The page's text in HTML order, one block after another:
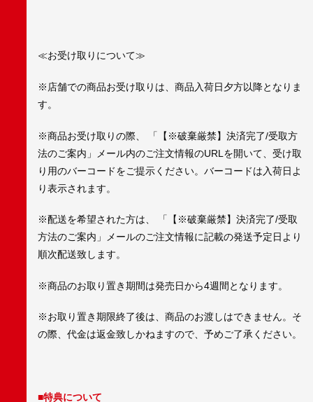
≪お受け取りについて≫
※店舗での商品お受け取りは、商品入荷日夕方以降となりま
す。
※商品お受け取りの際、 「【※破棄厳禁】決済完了/受取方
法のご案内」メール内のご注文情報のURLを開いて、受け取
り用のバーコードをご提示ください。バーコードは入荷日よ
り表示されます。
※配送を希望された方は、 「【※破棄厳禁】決済完了/受取
方法のご案内」メールのご注文情報に記載の発送予定日より
順次配送致します。
※商品のお取り置き期間は発売日から4週間となります。
※お取り置き期限終了後は、商品のお渡しはできません。そ
の際、代金は返金致しかねますので、予めご了承ください。
■特典について